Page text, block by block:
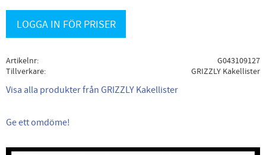
LOGGA IN FÖR PRISER
Artikelnr
G043109127
Tillverkare
GRIZZLY Kakellister
Visa alla produkter från GRIZZLY Kakellister
Ge ett omdöme!